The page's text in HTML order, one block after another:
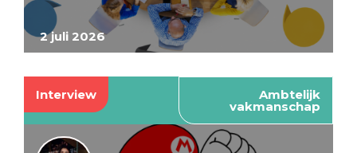
2 juli 2026
Interview Ambtelijk
vakmanschap